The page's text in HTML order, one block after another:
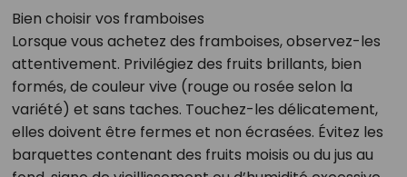
Bien choisir vos framboises
Lorsque vous achetez des framboises, observez-les
attentivement. Privilégiez des fruits brillants, bien
formés, de couleur vive (rouge ou rosée selon la
variété) et sans taches. Touchez-les délicatement,
elles doivent être fermes et non écrasées. Évitez les
barquettes contenant des fruits moisis ou du jus au